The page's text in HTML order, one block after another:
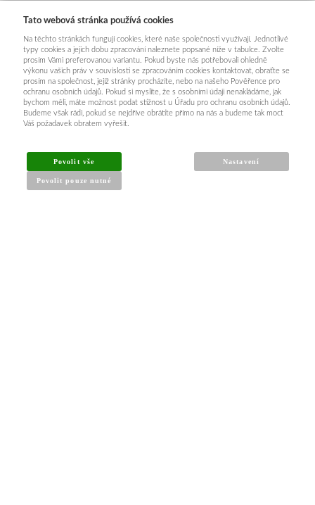
Tato webová stránka používá cookies
Na těchto stránkách fungují cookies, které naše společnosti využívají. Jednotlivé
typy cookies a jejich dobu zpracování naleznete popsané níže v tabulce. Zvolte
prosím Vámi preferovanou variantu. Pokud byste nás potřebovali ohledně
výkonu vašich práv v souvislosti se zpracováním cookies kontaktovat, obraťte se
prosím na společnost, jejíž stránky procházíte, nebo na našeho Pověřence pro
ochranu osobních údajů. Pokud si myslíte, že s osobními údaji nenakládáme, jak
bychom měli, máte možnost podat stížnost u Úřadu pro ochranu osobních údajů.
Budeme však rádi, pokud se nejdříve obrátíte přímo na nás a budeme tak moct
Váš požadavek obratem vyřešit.
Povolit vše
Povolit pouze nutné
Nastavení